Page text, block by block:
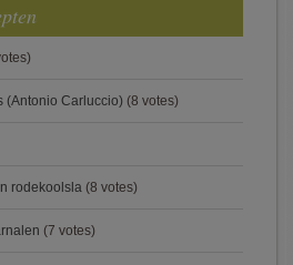
(Antonio Carluccio) (8 votes)
rodekoolsla (8 votes)
(7 votes)